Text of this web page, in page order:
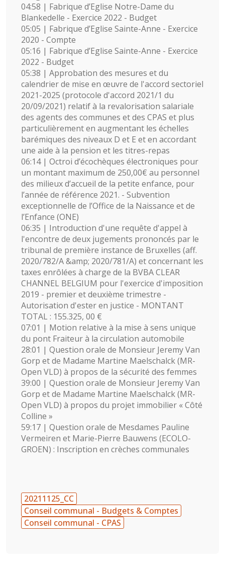
04:58 | Fabrique d’Eglise Notre-Dame du
Blankedelle - Exercice 2022 - Budget
05:05 | Fabrique d’Eglise Sainte-Anne - Exercice
2020 - Compte
05:16 | Fabrique d’Eglise Sainte-Anne - Exercice
2022 - Budget
05:38 | Approbation des mesures et du
calendrier de mise en œuvre de l'accord sectoriel
2021-2025 (protocole d'accord 2021/1 du
20/09/2021) relatif à la revalorisation salariale
des agents des communes et des CPAS et plus
particulièrement en augmentant les échelles
barémiques des niveaux D et E et en accordant
une aide à la pension et les titres-repas
06:14 | Octroi d’écochèques électroniques pour
un montant maximum de 250,00€ au personnel
des milieux d’accueil de la petite enfance, pour
l’année de référence 2021. - Subvention
exceptionnelle de l’Office de la Naissance et de
l’Enfance (ONE)
06:35 | Introduction d'une requête d'appel à
l'encontre de deux jugements prononcés par le
tribunal de première instance de Bruxelles (aff.
2020/782/A &amp; 2020/781/A) et concernant les
taxes enrôlées à charge de la BVBA CLEAR
CHANNEL BELGIUM pour l'exercice d'imposition
2019 - premier et deuxième trimestre -
Autorisation d'ester en justice - MONTANT
TOTAL : 155.325, 00 €
07:01 | Motion relative à la mise à sens unique
du pont Fraiteur à la circulation automobile
28:01 | Question orale de Monsieur Jeremy Van
Gorp et de Madame Martine Maelschalck (MR-
Open VLD) à propos de la sécurité des femmes
39:00 | Question orale de Monsieur Jeremy Van
Gorp et de Madame Martine Maelschalck (MR-
Open VLD) à propos du projet immobilier « Côté
Colline »
59:17 | Question orale de Mesdames Pauline
Vermeiren et Marie-Pierre Bauwens (ECOLO-
GROEN) : Inscription en crèches communales
20211125_CC
Conseil communal - Budgets & Comptes
Conseil communal - CPAS